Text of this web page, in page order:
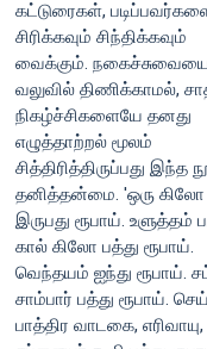
கட்டுரைகள்,
சிரிக்கவும் சிந்திக்கவும்
வைக்கும்.
வலுவில் திணிக்காமல்,
நிகழ்ச்சிகளையே தனது
எழுத்தாற்றல் மூலம்
சித்திரித்திருப்பது இந்த
தனித்தன்மை. 'ஒரு கிலோ
இருபது ரூபாய். உளுத்தம்
கால் கிலோ பத்து ரூபாய்.
வெந்தயம் ஐந்து ரூபாய்.
சாம்பார் பத்து ரூபாய்.
பாத்திர வாடகை, எரிவாயு,